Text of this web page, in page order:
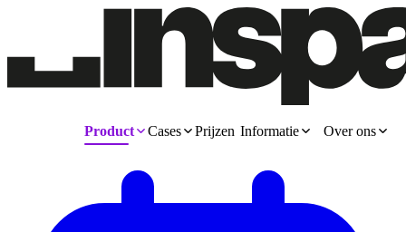
Product Cases Prijzen Informatie Over ons